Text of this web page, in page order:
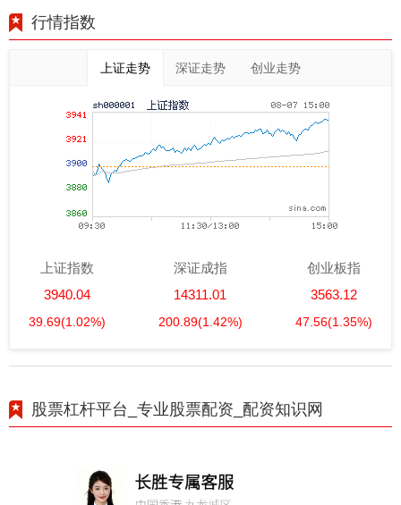
行情指数
上证走势 深证走势 创业走势
上证指数
3940.04
39.69(1.02%)
深证成指
14311.01
200.89(1.42%)
创业板指
3563.12
47.56(1.35%)
股票杠杆平台_专业股票配资_配资知识网